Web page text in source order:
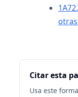
Citar esta
Usa este